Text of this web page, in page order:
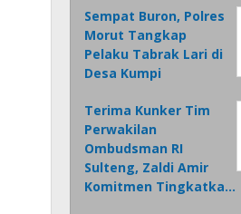
Sempat Buron, Polres
Morut Tangkap
Pelaku Tabrak Lari di
Desa Kumpi
Terima Kunker Tim
Perwakilan
Ombudsman RI
Sulteng, Zaldi Amir
Komitmen Tingkatka…